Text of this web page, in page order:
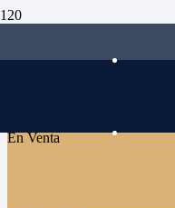
En Venta